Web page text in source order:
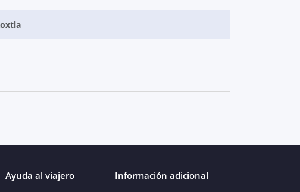
Ayuda al viajero Información adicional